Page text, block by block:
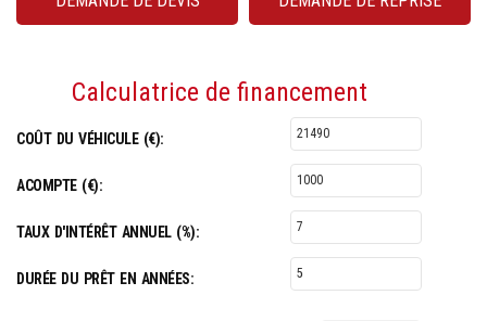
Calculatrice de financement
COÛT DU VÉHICULE (€):
ACOMPTE (€):
TAUX D'INTÉRÊT ANNUEL (%):
DURÉE DU PRÊT EN ANNÉES: